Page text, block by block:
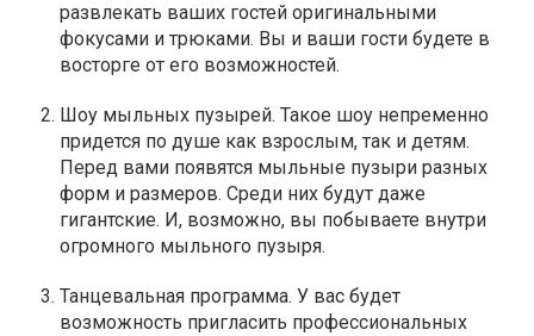
развлекать ваших гостей оригинальными
фокусами и трюками. Вы и ваши гости будете в
восторге от его возможностей.
Шоу мыльных пузырей. Такое шоу непременно
придется по душе как взрослым, так и детям.
Перед вами появятся мыльные пузыри разных
форм и размеров. Среди них будут даже
гигантские. И, возможно, вы побываете внутри
огромного мыльного пузыря.
Танцевальная программа. У вас будет
возможность пригласить профессиональных